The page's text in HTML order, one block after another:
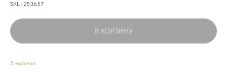
SKU: 253657
В КОРЗИНУ
В наличии